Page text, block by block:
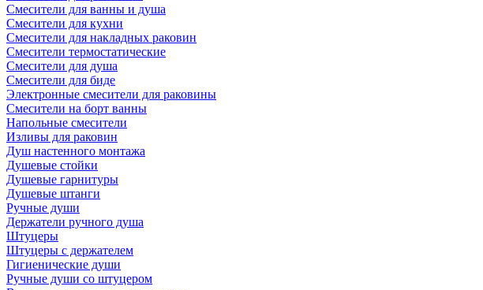
Смесители для ванны и душа
Смесители для кухни
Смесители для накладных раковин
Смесители термостатические
Смесители для душа
Смесители для биде
Электронные смесители для раковины
Смесители на борт ванны
Напольные смесители
Изливы для раковин
Душ настенного монтажа
Душевые стойки
Душевые гарнитуры
Душевые штанги
Ручные души
Держатели ручного душа
Штуцеры
Штуцеры с держателем
Гигиенические души
Ручные души со штуцером